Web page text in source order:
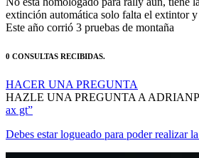
extinción automática solo falta el extintor
Este año corrió 3 pruebas de montaña
0 CONSULTAS RECIBIDAS.
HACER UNA PREGUNTA
HAZLE UNA PREGUNTA A
ax gt”
Debes estar logueado para poder realizar